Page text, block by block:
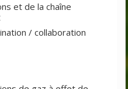
et de la chaîne
/ collaboration